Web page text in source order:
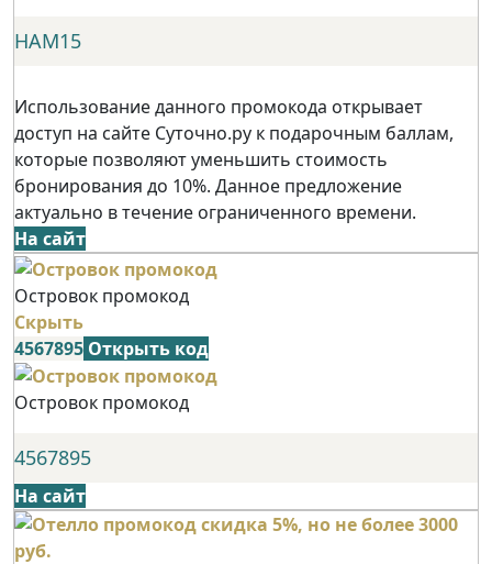
НАМ15
Использование данного промокода открывает
доступ на сайте Суточно.ру к подарочным баллам,
которые позволяют уменьшить стоимость
бронирования до 10%. Данное предложение
актуально в течение ограниченного времени.
На сайт
Островок промокод
Скрыть
4567895 Открыть код
Островок промокод
4567895
На сайт